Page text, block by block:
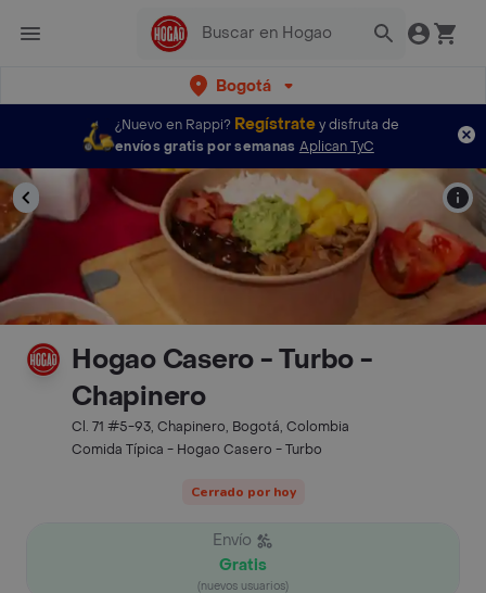
Bogotá
¿Nuevo en Rappi? Regístratey disfruta de
envíos gratis por semanas Aplican TyC
Hogao Casero - Turbo -
Chapinero
Cl. 71 #5-93, Chapinero, Bogotá, Colombia
Comida Típica - Hogao Casero - Turbo
Cerrado por hoy
Envío
Gratis
(nuevos usuarios)